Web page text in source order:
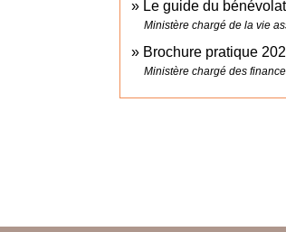
Le guide du bénévolat
Ministère chargé de la vie
Brochure pratique
Ministère chargé des